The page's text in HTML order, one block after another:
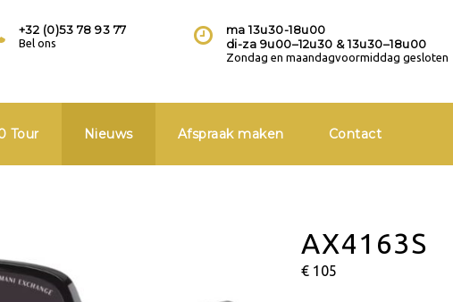
ma 13u30-18u00
di-za 9u00–12u30 & 13u30–18u00
Zondag en maandagvoormiddag gesloten
+32 (0)53 78 93 77
Bel ons
Tour Nieuws Afspraak maken Contact
AX4163S
€ 105